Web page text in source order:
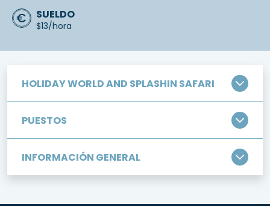
SUELDO
$13/hora
HOLIDAY WORLD AND SPLASHIN SAFARI
PUESTOS
INFORMACIÓN GENERAL